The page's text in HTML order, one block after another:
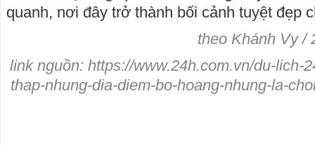
quanh, nơi đây trở thành bối cảnh tuyệt đẹp
theo Khánh Vy /
link nguồn: https://www.24h.com.vn/du-lich-
thap-nhung-dia-diem-bo-hoang-nhung-la-